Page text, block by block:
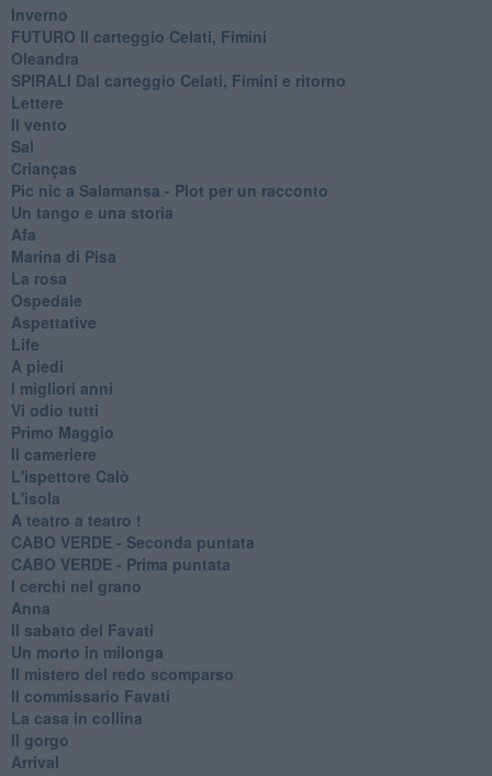
Inverno
FUTURO Il carteggio Celati, Fimini
Oleandra
SPIRALI Dal carteggio Celati, Fimini e ritorno
Lettere
Il vento
Sal
Crianças
Pic nic a Salamansa - Plot per un racconto
Un tango e una storia
Afa
Marina di Pisa
La rosa
Ospedale
Aspettative
Life
A piedi
I migliori anni
Vi odio tutti
Primo Maggio
Il cameriere
L'ispettore Calò
L'isola
A teatro a teatro !
CABO VERDE - Seconda puntata
CABO VERDE - Prima puntata
I cerchi nel grano
Anna
Il sabato del Favati
Un morto in milonga
Il mistero del redo scomparso
Il commissario Favati
La casa in collina
Il gorgo
Arrival